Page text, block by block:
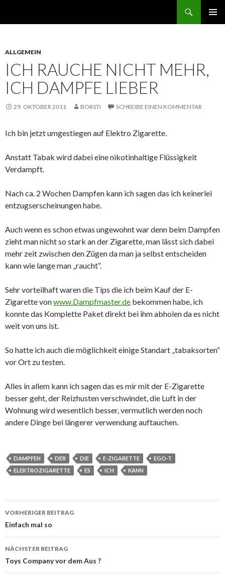
ALLGEMEIN
ICH RAUCHE NICHT MEHR,
ICH DAMPFE LIEBER
29. OKTOBER 2011 BORSTI SCHREIBE EINEN KOMMENTAR
Ich bin jetzt umgestiegen auf Elektro Zigarette.
Anstatt Tabak wird dabei eine nikotinhaltige Flüssigkeit
Verdampft.
Nach ca. 2 Wochen Dampfen kann ich sagen das ich keinerlei
entzugserscheinungen habe.
Auch wenn es schon etwas ungewohnt war denn beim Dampfen
zieht man nicht so stark an der Zigarette, man lässt sich dabei
mehr zeit zwischen den Zügen da man ja selbst entscheiden
kann wie lange man „raucht“.
Sehr vorteilhaft waren die Tips die ich beim Kauf der E-
Zigarette vonwww.Dampfmaster.de bekommen habe, ich
konnte das Komplette Paket direkt bei ihm abholen da es nicht
weit von uns ist.
So hatte ich auch die möglichkeit einige Standart „tabaksorten“
vor Ort zu testen.
Alles in allem kann ich sagen das es mir mit der E-Zigarette
besser geht, der Reizhusten verschwindet, die Luft in der
Wohnung wird wesentlich besser, vermutlich werden noch
andere Dinge bei längerer verwendung auftauchen.
DAMPFEN DER DIE E-ZIGARETTE
EGO-T
ELEKTROZIGARETTE
ES ICH KANN
Beitrags-
Navigation
VORHERIGER BEITRAG
Einfach mal so
NÄCHSTER BEITRAG
Toys Company vor dem Aus ?